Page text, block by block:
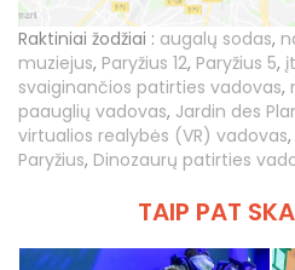
Raktiniai žodžiai : augalų sodas,
muziejus, Paryžius 12, Paryžius 5,
svaiginančios patirties vadovas,
paauglių vadovas, Jardin des
virtualios realybės (VR) vadovas,
Paryžius, Dinozaurų patirties
TAIP PAT